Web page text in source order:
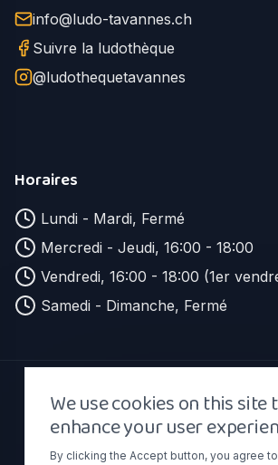
info@ludo-tavannes.ch
Suivre la ludothèque
@ludothequetavannes
Horaires
Lundi - Mardi, Fermé
Mercredi - Jeudi, 16:00 - 18:00
Vendredi, 16:00 - 18:00 (1er
Samedi - Dimanche, Fermé
© 2026 LUDOTHÈQUE DE
DROITS RÉSERVÉS.
We use cookies on this site
enhance your user
By clicking the Accept button, you agree